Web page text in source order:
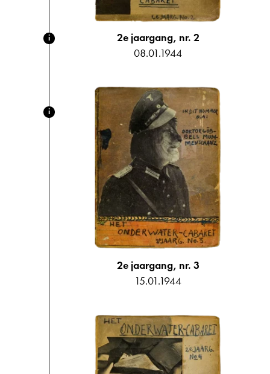
2e jaargang, nr. 2
08.01.1944
2e jaargang, nr. 3
15.01.1944
i
i